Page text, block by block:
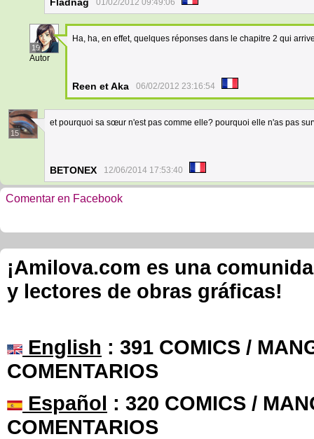
01/02/2012 09:49:06
19
Autor
Ha, ha, en effet, quelques réponses dans le chapitre 2 qui
Reen et Aka 06/02/2012 23:16:54
15
et pourquoi sa sœur n'est pas comme elle? pourquoi elle n'as pas
BETONEX 12/06/2014 17:53:40
Comentar en Facebook
¡Amilova.com es una
y lectores de obras gráficas!
English : 391 COMICS /
COMENTARIOS
Español : 320 COMICS /
COMENTARIOS